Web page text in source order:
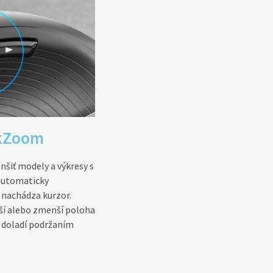
modely a výkresy s
kurzor.
alebo zmenší poloha
podržaním